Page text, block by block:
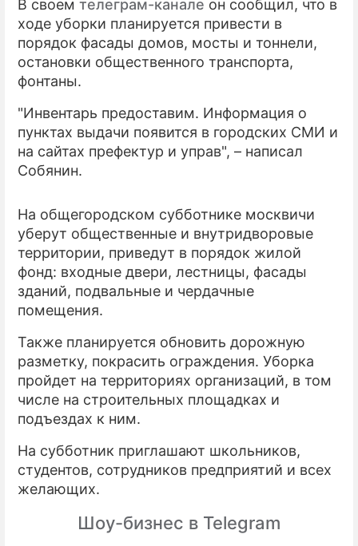
В своем телеграм-канале он сообщил, что в
ходе уборки планируется привести в
порядок фасады домов, мосты и тоннели,
остановки общественного транспорта,
фонтаны.
"Инвентарь предоставим. Информация о
пунктах выдачи появится в городских СМИ и
на сайтах префектур и управ", – написал
Собянин.
На общегородском субботнике москвичи
уберут общественные и внутридворовые
территории, приведут в порядок жилой
фонд: входные двери, лестницы, фасады
зданий, подвальные и чердачные
помещения.
Также планируется обновить дорожную
разметку, покрасить ограждения. Уборка
пройдет на территориях организаций, в том
числе на строительных площадках и
подъездах к ним.
На субботник приглашают школьников,
студентов, сотрудников предприятий и всех
желающих.
Шоу-бизнес в Telegram